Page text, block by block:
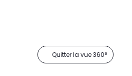
Quitter la vue 360°